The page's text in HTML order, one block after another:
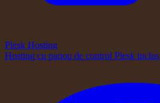
Plesk Hosting
Hosting cu panou de control Plesk inclus